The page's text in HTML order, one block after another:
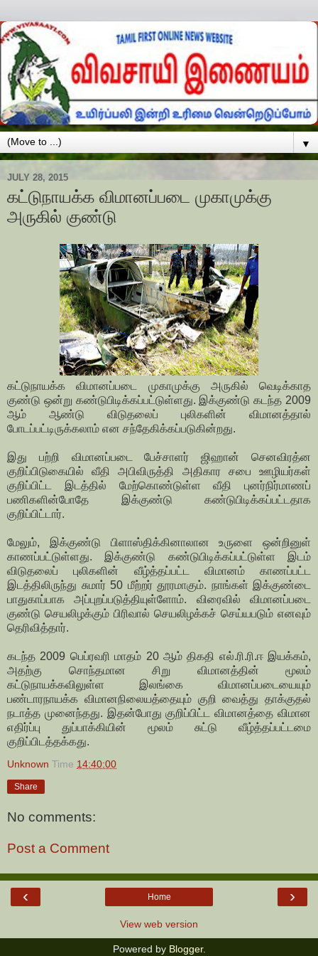
▼
JULY 28, 2015
கட்டுநாயக்க விமானப்படை முகாமுக்கு
அருகில் குண்டு
கட்டுநாயக்க விமானப்படை முகாமுக்கு அருகில் வெடிக்காத
குண்டு ஒன்று கண்டுபிடிக்கப்பட்டுள்ளது. இக்குண்டு கடந்த 2009
ஆம் ஆண்டு விடுதலைப் புலிகளின் விமானத்தால்
போடப்பட்டிருக்கலாம் என சந்தேகிக்கப்படுகின்றது.
இது பற்றி விமானப்படை பேச்சாளர் ஜிஹான் செனவிரத்ன
குறிப்பிடுகையில் வீதி அபிவிருத்தி அதிகார சபை ஊழியர்கள்
குறிப்பிட்ட இடத்தில் மேற்கொண்டுள்ள வீதி புனர்நிர்மாணப்
பணிகளின்போதே இக்குண்டு கண்டுபிடிக்கப்பட்டதாக
குறிப்பிட்டார்.
மேலும், இக்குண்டு பிளாஸ்திக்கினாலான உருளை ஒன்றினுள்
காணப்பட்டுள்ளது. இக்குண்டு கண்டுபிடிக்கப்பட்டுள்ள இடம்
விடுதலைப் புலிகளின் வீழ்த்தப்பட்ட விமானம் காணப்பட்ட
இடத்திலிருந்து சுமார் 50 மீற்றர் தூரமாகும். நாங்கள் இக்குண்டை
பாதுகாப்பாக அப்புறப்படுத்தியுள்ளோம். விரைவில் விமானப்படை
குண்டு செயலிழக்கும் பிரிவால் செயலிழக்கச் செய்யபடும் எனவும்
தெரிவித்தார்.
கடந்த 2009 பெப்ரவரி மாதம் 20 ஆம் திகதி எல்.ரி.ரி.ஈ இயக்கம்,
அதற்கு சொந்தமான சிறு விமானத்தின் மூலம்
கட்டுநாயக்கவிலுள்ள இலங்கை விமானப்படையையும்
பண்டாரநாயக்க விமானநிலையத்தையும் குறி வைத்து தாக்குதல்
நடாத்த முனைந்தது. இதன்போது குறிப்பிட்ட விமானத்தை விமான
எதிர்ப்பு துப்பாக்கியின் மூலம் சுட்டு வீழ்த்தப்பட்டமை
குறிப்பிடத்தக்கது.
Unknown Time 14:40:00
Share
No comments:
Post a Comment
‹ ›
Home
View web version
Powered by Blogger.